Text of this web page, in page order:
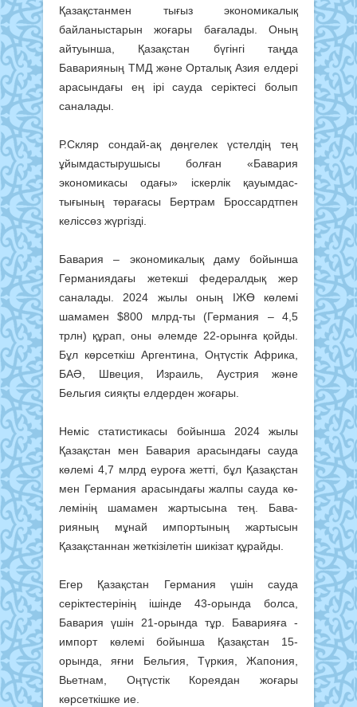
Қазақстанмен тығыз эко­номикалық
байланыстарын жоғары бағалады. Оның
айтуын­ша, Қазақстан бүгінгі таңда
Баварияның ТМД және Орталық Азия елдері
арасындағы ең ірі сауда серіктесі болып
саналады.
Р.Скляр сондай-ақ дөңгелек үстелдің тең
ұйымдастырушысы болған «Бавария
экономикасы одағы» іскерлік қауымдас­
тығының төрағасы Бертрам Броссардтпен
келіссөз жүргізді.
Бавария – экономикалық даму бойынша
Германиядағы жетекші федералдық жер
саналады. 2024 жылы оның ІЖӨ көлемі
шамамен $800 млрд-ты (Германия – 4,5
трлн) құрап, оны әлемде 22-орынға қойды.
Бұл көрсеткіш Аргентина, Оңтүстік Африка,
БАӘ, Швеция, Израиль, Аустрия және
Бельгия сияқты елдерден жоғары.
Неміс статистикасы бойын­ша 2024 жылы
Қазақстан мен Бавария арасындағы сау­да
кө­лемі 4,7 млрд еуроға жет­ті, бұл Қазақстан
мен Гер­ма­ния ара­сын­дағы жалпы сауда кө­
ле­мі­нің шамамен жартысына тең. Бава­
рияның мұнай импорты­ның жар­тысын
Қазақстаннан жет­кізілетін шикізат құрайды.
Егер Қазақстан Германия үшін сауда
серіктестерінің ішін­де 43-орында болса,
Бавария үшін 21-орында тұр. Бавария­ға ­
импорт көлемі бойынша Қазақстан 15-
орында, яғни Бель­гия, Түркия, Жапония,
Вьет­нам, Оңтүстік Кореядан жо­ғары
көрсеткішке ие.